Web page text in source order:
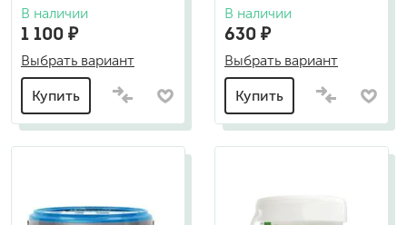
В наличии
1 100 ₽
Выбрать вариант
Купить
В наличии
630 ₽
Выбрать вариант
Купить